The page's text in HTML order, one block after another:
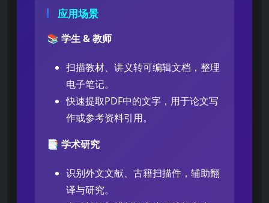
应用场景
📚 学生 & 教师
扫描教材、讲义转可编辑文档，整理
电子笔记。
快速提取PDF中的文字，用于论文写
作或参考资料引用。
📑 学术研究
识别外文文献、古籍扫描件，辅助翻
译与研究。